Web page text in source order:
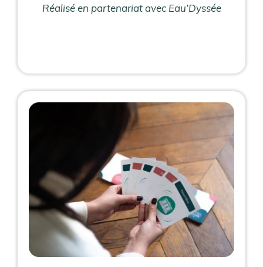
Réalisé en partenariat avec Eau’Dyssée